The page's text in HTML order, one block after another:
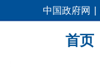
中国政府网
首页